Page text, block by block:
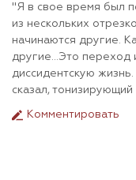
"Я в свое время был
из нескольких
начинаются другие.
другие...Это переход
диссидентскую
сказал,
Комментировать